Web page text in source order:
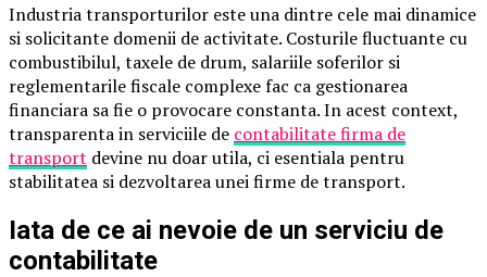
Industria transporturilor este una dintre cele mai dinamice
si solicitante domenii de activitate. Costurile fluctuante cu
combustibilul, taxele de drum, salariile soferilor si
reglementarile fiscale complexe fac ca gestionarea
financiara sa fie o provocare constanta. In acest context,
transparenta in serviciile de contabilitate firma de
transport devine nu doar utila, ci esentiala pentru
stabilitatea si dezvoltarea unei firme de transport.
Iata de ce ai nevoie de un serviciu de
contabilitate